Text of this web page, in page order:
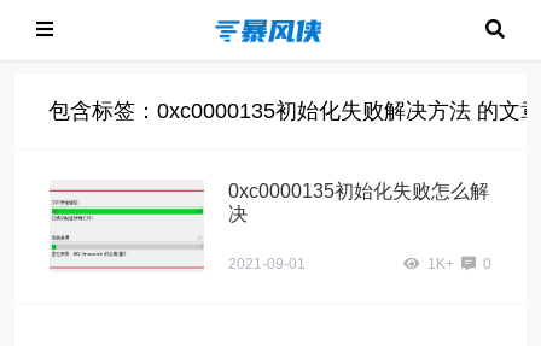
包含标签：0xc0000135初始化失败解决方法 的文
0xc0000135初始化失败怎么解
决
2021-09-01 1K+ 0